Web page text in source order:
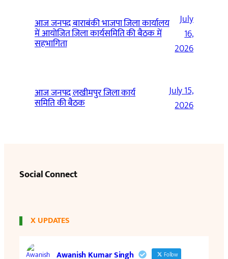
आज जनपद बाराबंकी भाजपा जिला कार्यालय
में आयोजित जिला कार्यसमिति की बैठक में
सहभागिता
July
16,
2026
आज जनपद लखीमपुर जिला कार्य
समिति की बैठक
July 15,
2026
Social Connect
X UPDATES